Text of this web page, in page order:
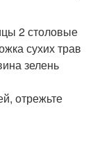
2 столовые
сухих трав
зелень
отрежьте